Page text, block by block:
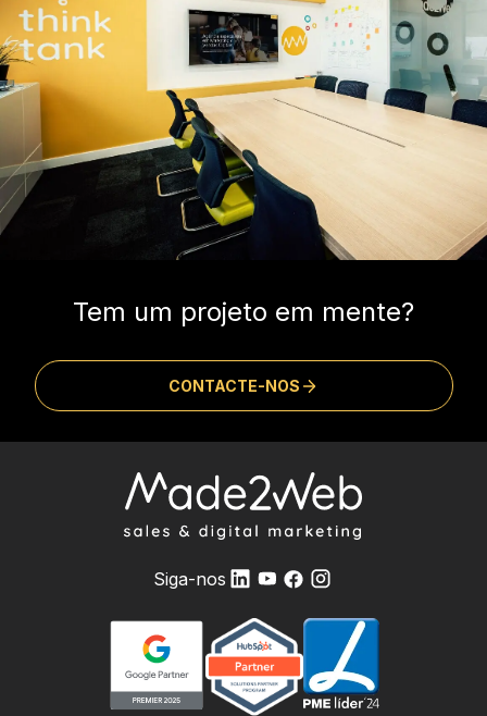
Siga-nos
Tem um projeto em mente?
CONTACTE-NOS